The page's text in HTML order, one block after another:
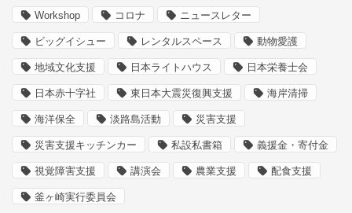
Workshop コロナ ニュースレター
ビッグイシュー レンタルスペース 動物愛護
地域文化支援 日本ライトハウス 日本栄養士会
日本赤十字社 東日本大震災復興支援 海岸清掃
海洋保全 淡路島活動 災害支援
災害支援キッチンカー 私設私書箱 義援金・寄付金
視覚障害支援 講演会 農業支援 配食支援
釜ヶ崎実行委員会